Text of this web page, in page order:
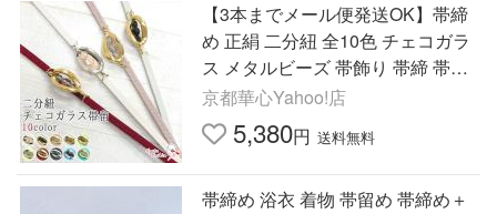
【3本までメール便発送OK】帯締
め 正絹 二分紐 全10色 チェコガラ
ス メタルビーズ 帯飾り 帯締 帯〆
絹 お洒落着 普段着 浴衣 和装小物
着付け小物 和装 日本製
京都華心Yahoo!店
5,380円 送料無料
帯締め 浴衣 着物 帯留め 帯締め＋